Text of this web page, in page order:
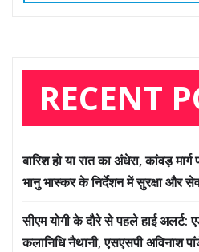
RECENT
बारिश हो या रात का अंधेरा, कांवड़
भानु भास्कर के निर्देशन में सुरक्षा और
सीएम योगी के दौरे से पहले हाई अलर्ट:
कलानिधि नैथानी, एसएसपी अविनाश